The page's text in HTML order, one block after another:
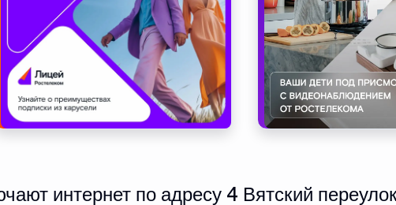
интернет по адресу 4 Вятский